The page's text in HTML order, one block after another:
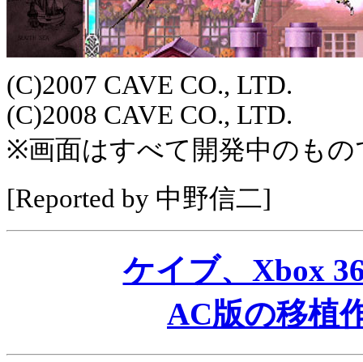
(C)2007 CAVE CO., LTD.
(C)2008 CAVE CO., LTD.
※画面はすべて開発中のもの
[Reported by 中野信二]
ケイブ、Xbox
AC版の移植